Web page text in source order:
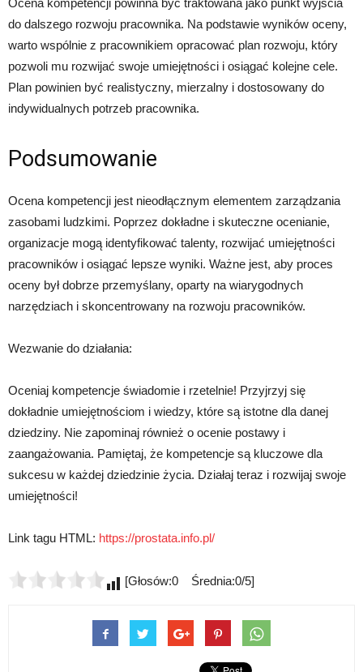
Ocena kompetencji powinna być traktowana jako punkt wyjścia
do dalszego rozwoju pracownika. Na podstawie wyników oceny,
warto wspólnie z pracownikiem opracować plan rozwoju, który
pozwoli mu rozwijać swoje umiejętności i osiągać kolejne cele.
Plan powinien być realistyczny, mierzalny i dostosowany do
indywidualnych potrzeb pracownika.
Podsumowanie
Ocena kompetencji jest nieodłącznym elementem zarządzania
zasobami ludzkimi. Poprzez dokładne i skuteczne ocenianie,
organizacje mogą identyfikować talenty, rozwijać umiejętności
pracowników i osiągać lepsze wyniki. Ważne jest, aby proces
oceny był dobrze przemyślany, oparty na wiarygodnych
narzędziach i skoncentrowany na rozwoju pracowników.
Wezwanie do działania:
Oceniaj kompetencje świadomie i rzetelnie! Przyjrzyj się
dokładnie umiejętnościom i wiedzy, które są istotne dla danej
dziedziny. Nie zapominaj również o ocenie postawy i
zaangażowania. Pamiętaj, że kompetencje są kluczowe dla
sukcesu w każdej dziedzinie życia. Działaj teraz i rozwijaj swoje
umiejętności!
Link tagu HTML: https://prostata.info.pl/
[Głosów:0 Średnia:0/5]